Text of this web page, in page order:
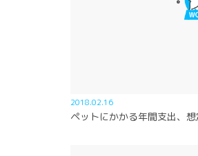
2018.02.16
ペットにかかる年間支出、